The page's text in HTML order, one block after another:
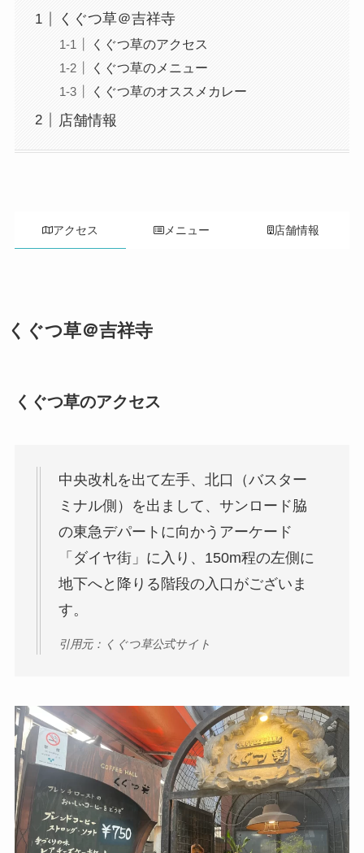
くぐつ草＠吉祥寺
くぐつ草のアクセス
くぐつ草のメニュー
くぐつ草のオススメカレー
店舗情報
アクセス メニュー 店舗情報
くぐつ草＠吉祥寺
くぐつ草のアクセス
中央改札を出て左手、北口（バスター
ミナル側）を出まして、サンロード脇
の東急デパートに向かうアーケード
「ダイヤ街」に入り、150m程の左側に
地下へと降りる階段の入口がございま
す。
引用元：くぐつ草公式サイト